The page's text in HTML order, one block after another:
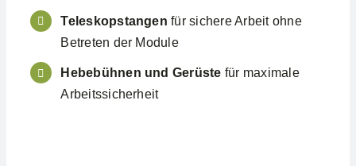
Teleskopstangen für sichere Arbeit ohne
Betreten der Module
Hebebühnen und Gerüste für maximale
Arbeitssicherheit